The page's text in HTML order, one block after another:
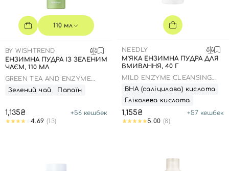
110 мл
BY WISHTREND
ЕНЗИМНА ПУДРА ІЗ ЗЕЛЕНИМ
ЧАЄМ, 110 МЛ
GREEN TEA AND ENZYME
POWDER WASH
Зелений чай Папаїн
1,135₴ +56 кешбек
4.69 (13)
NEEDLY
М'ЯКА ЕНЗИМНА ПУДРА ДЛЯ
ВМИВАННЯ, 40 Г
MILD ENZYME CLEANSING
POWDER
ВНА (саліцилова) кислота
Гліколева кислота
1,155₴ +57 кешбек
5.00 (8)